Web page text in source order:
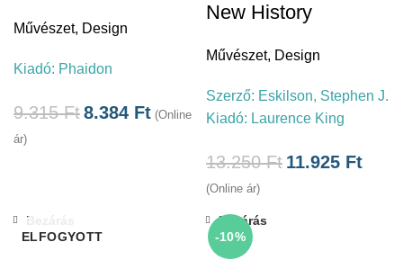
Művészet, Design
Kiadó: Phaidon
9.315Ft8.384 Ft (Online
ár)
New History
Művészet, Design
Szerző: Eskilson, Stephen J.
Kiadó: Laurence King
13.250Ft 11.925 Ft
(Online ár)
ELFOGYOTT
Bezárás
-10%
Bezárás